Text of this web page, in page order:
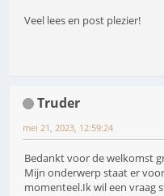
Veel lees en post plezier!
Truder
mei 21, 2023, 12:59:24
Bedankt voor de welkomst
Mijn onderwerp staat er
momenteel.Ik wil een vraag